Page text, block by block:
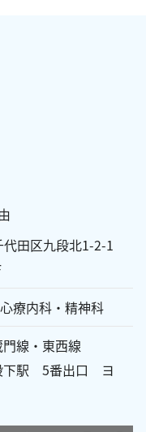
田区九段北1-2-1
療内科・精神科
線・東西線
下駅 5番出口 ヨ